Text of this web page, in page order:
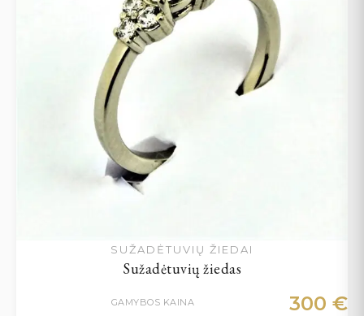
SUŽADĖTUVIŲ ŽIEDAI
Sužadėtuvių žiedas
GAMYBOS KAINA 300 €